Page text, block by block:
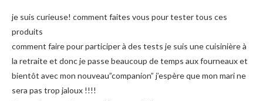
je suis curieuse! comment faites vous pour tester tous ces
produits
comment faire pour participer à des tests je suis une cuisinière à
la retraite et donc je passe beaucoup de temps aux fourneaux et
bientôt avec mon nouveau”companion” j’espère que mon mari ne
sera pas trop jaloux !!!!